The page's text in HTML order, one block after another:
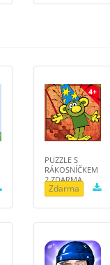
PUZZLE S
RÁKOSNÍČKEM
2 ZDARMA
Zdarma